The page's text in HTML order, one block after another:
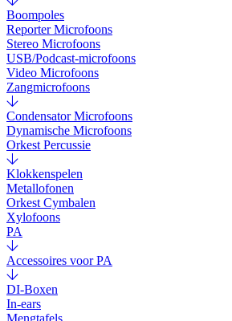
Boompoles
Reporter Microfoons
Stereo Microfoons
USB/Podcast-microfoons
Video Microfoons
Zangmicrofoons
Condensator Microfoons
Dynamische Microfoons
Orkest Percussie
Klokkenspelen
Metallofonen
Orkest Cymbalen
Xylofoons
PA
Accessoires voor PA
DI-Boxen
In-ears